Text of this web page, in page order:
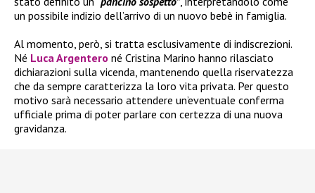
un possibile indizio dell’arrivo di un nuovo bebè in famiglia.
Al momento, però, si tratta esclusivamente di indiscrezioni.
Né Luca Argentero né Cristina Marino hanno rilasciato
dichiarazioni sulla vicenda, mantenendo quella riservatezza
che da sempre caratterizza la loro vita privata. Per questo
motivo sarà necessario attendere un’eventuale conferma
ufficiale prima di poter parlare con certezza di una nuova
gravidanza.